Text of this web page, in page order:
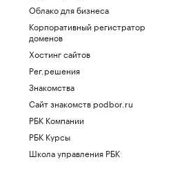
Облако для бизнеса
Корпоративный регистратор
доменов
Хостинг сайтов
Рег.решения
Знакомства
Сайт знакомств podbor.ru
РБК Компании
РБК Курсы
Школа управления РБК